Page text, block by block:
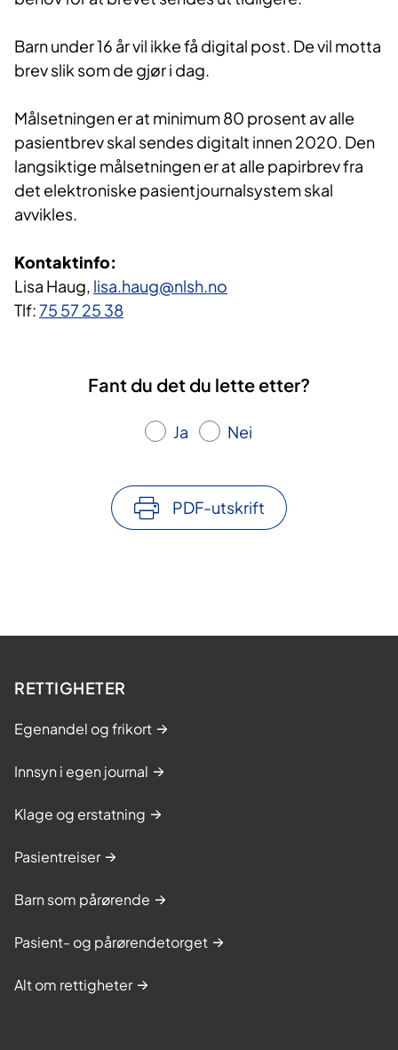
Barn under 16 år vil ikke få digital post. De vil motta
brev slik som de gjør i dag.
Målsetningen er at minimum 80 prosent av alle
pasientbrev skal sendes digitalt innen 2020. Den
langsiktige målsetningen er at alle papirbrev fra
det elektroniske pasientjournalsystem skal
avvikles.
Kontaktinfo:
Lisa Haug, lisa.haug@nlsh.no
Tlf:75 57 25 38
Fant du det du lette etter?
Ja Nei
PDF-utskrift
RETTIGHETER
Egenandel og frikort
Innsyn i egen journal
Klage og erstatning
Pasientreiser
Barn som pårørende
Pasient- og pårørendetorget
Alt om rettigheter